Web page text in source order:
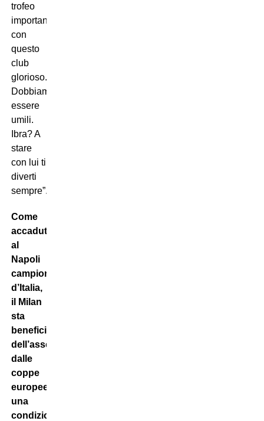
trofeo
importante
con
questo
club
glorioso.
Dobbiamo
essere
umili.
Ibra? A
stare
con lui ti
diverti
sempre”.
Come
accaduto
al
Napoli
campione
d’Italia,
il Milan
sta
beneficiando
dell’assenza
dalle
coppe
europee,
una
condizione